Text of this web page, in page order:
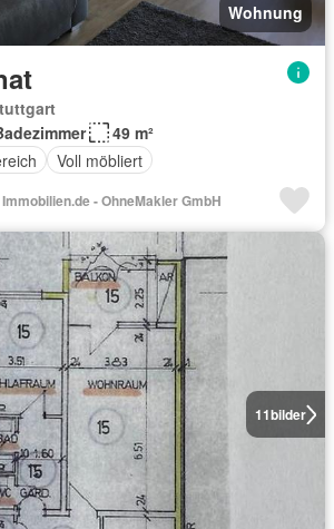
Wohnung
49 m²
Voll möbliert
- OhneMakler GmbH
11bilder